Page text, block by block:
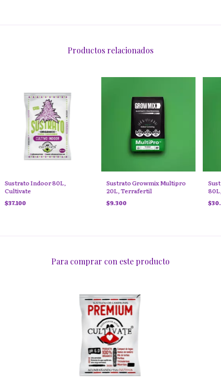
Productos relacionados
Sustrato Indoor 80L,
Cultivate
$37.100
Sustrato Growmix Multipro
20L, Terrafertil
$9.300
Para comprar con este producto